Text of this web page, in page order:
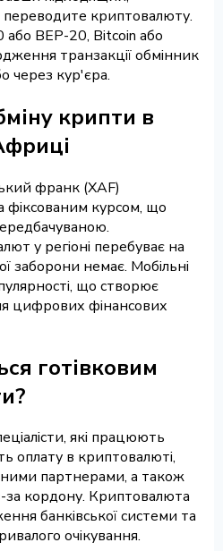
криптовалюту.
BEP-20, Bitcoin або
транзакції обмінник
через кур'єра.
крипти в
франк (XAF)
фіксованим курсом, що
у регіоні перебуває на
заборони немає. Мобільні
що створює
цифрових фінансових
готівковим
які працюють
оплату в криптовалюті,
партнерами, а також
за кордону. Криптовалюта
банківської системи та
очікування.